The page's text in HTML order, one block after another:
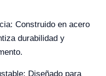
Construido en acero
durabilidad y
Diseñado para